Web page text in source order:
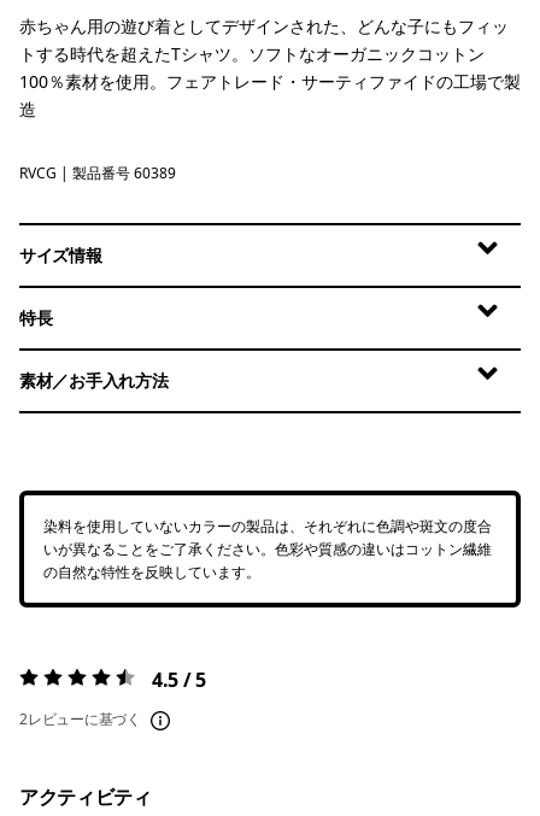
赤ちゃん用の遊び着としてデザインされた、どんな子にもフィッ
トする時代を超えたTシャツ。ソフトなオーガニックコットン
100％素材を使用。フェアトレード・サーティファイドの工場で製
造
River Camp: Celery Green
RVCG | 製品番号 60389
サイズ情報
特長
素材／お手入れ方法
染料を使用していないカラーの製品は、それぞれに色調や斑文の度合
いが異なることをご了承ください。色彩や質感の違いはコットン繊維
の自然な特性を反映しています。
評価:4.5 / 5 4.5 / 5
2レビューに基づく
アクティビティ